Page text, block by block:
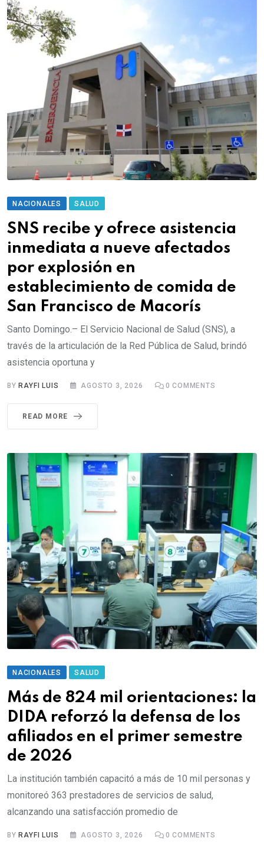
NACIONALES SALUD
SNS recibe y ofrece asistencia
inmediata a nueve afectados
por explosión en
establecimiento de comida de
San Francisco de Macorís
Santo Domingo.– El Servicio Nacional de Salud (SNS), a
través de la articulación de la Red Pública de Salud, brindó
asistencia oportuna y
BY RAYFI LUIS AGOSTO 3, 2026 0 COMMENTS
READ MORE
NACIONALES SALUD
Más de 824 mil orientaciones: la
DIDA reforzó la defensa de los
afiliados en el primer semestre
de 2026
La institución también capacitó a más de 10 mil personas y
monitoreó 363 prestadores de servicios de salud,
alcanzando una satisfacción promedio de
BYRAYFI LUIS AGOSTO 3, 2026 0 COMMENTS